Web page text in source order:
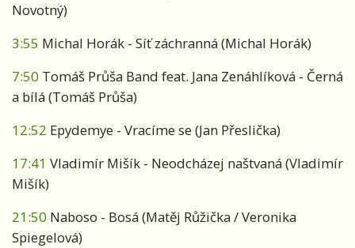
Novotný)
3:55 Michal Horák - Síť záchranná (Michal Horák)
7:50 Tomáš Průša Band feat. Jana Zenáhlíková - Černá
a bílá (Tomáš Průša)
12:52 Epydemye - Vracíme se (Jan Přeslička)
17:41 Vladimír Mišík - Neodcházej naštvaná (Vladimír
Mišík)
21:50 Naboso - Bosá (Matěj Růžička / Veronika
Spiegelová)